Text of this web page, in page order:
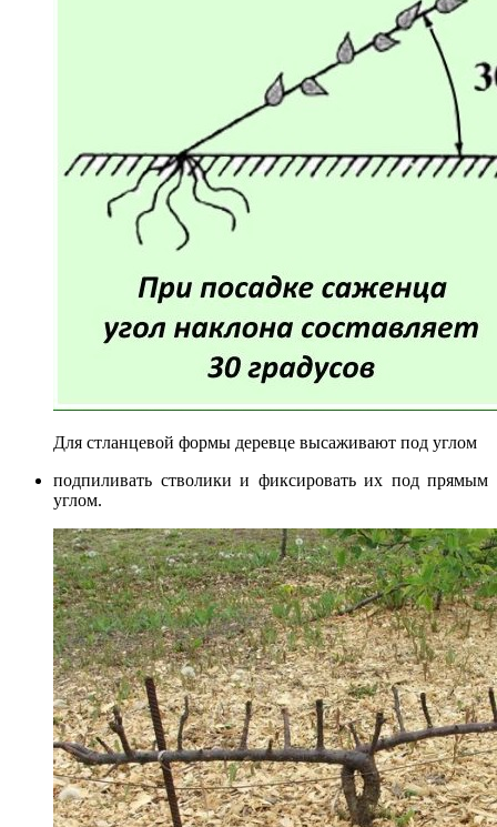
Для стланцевой формы деревце высаживают под углом
подпиливать стволики и фиксировать их под прямым
углом.